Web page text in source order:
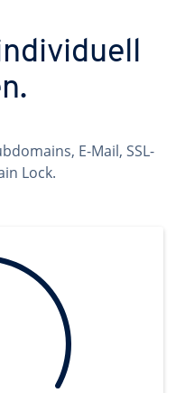
E-Mail, SSL-
Lock.